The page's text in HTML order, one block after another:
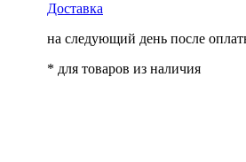
Доставка
на следующий день после
* для товаров из наличия